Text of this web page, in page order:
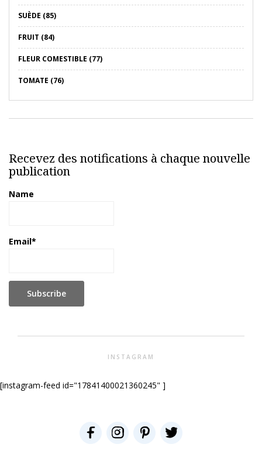
SUÈDE (85)
FRUIT (84)
FLEUR COMESTIBLE (77)
TOMATE (76)
Recevez des notifications à chaque nouvelle
publication
Name
Email*
INSTAGRAM
[instagram-feed id="17841400021360245" ]